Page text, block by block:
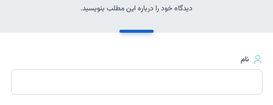
دیدگاه خود را درباره این مطلب بنویسید.
نام